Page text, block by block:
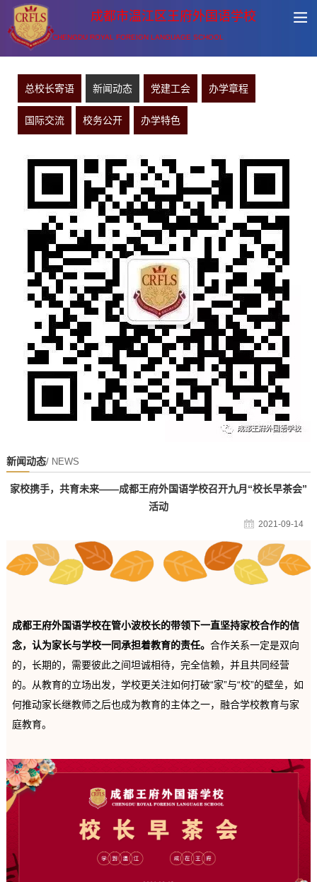
成都市温江区王府外国语学校
CHENGDU ROYAL FOREIGN LANGUAGE SCHOOL
总校长寄语 新闻动态 党建工会 办学章程
国际交流 校务公开 办学特色
新闻动态/ NEWS
家校携手，共育未来——成都王府外国语学校召开九月“校长早茶会”
活动
2021-09-14
成都王府外国语学校在管小波校长的带领下一直坚持家校合作的信
念，认为家长与学校一同承担着教育的责任。 合作关系一定是双向
的，长期的，需要彼此之间坦诚相待，完全信赖，并且共同经营
的。从教育的立场出发，学校更关注如何打破“家”与“校”的壁垒，如
何推动家长继教师之后也成为教育的主体之一，融合学校教育与家
庭教育。